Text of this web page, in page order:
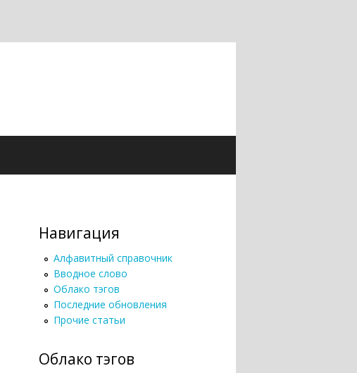
Навигация
Алфавитный справочник
Вводное слово
Облако тэгов
Последние обновления
Прочие статьи
Облако тэгов